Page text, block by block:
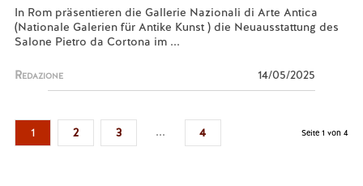
In Rom präsentieren die Gallerie Nazionali di Arte Antica
(Nationale Galerien für Antike Kunst ) die Neuausstattung des
Salone Pietro da Cortona im ...
Redazione 14/05/2025
1 2 3 ... 4 Seite 1 von 4